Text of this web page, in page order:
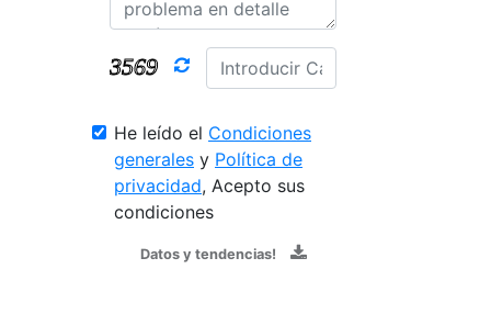
He leído el Condiciones
generales y Política de
privacidad, Acepto sus
condiciones
Datos y tendencias!